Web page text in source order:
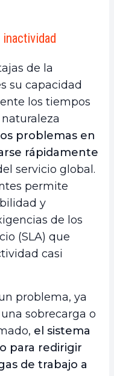
de la
su capacidad
los tiempos
los problemas en
rápidamente
servicio global.
permite
y
de los
(SLA) que
casi
problema, ya
sobrecarga o
el sistema
para redirigir
de trabajo a